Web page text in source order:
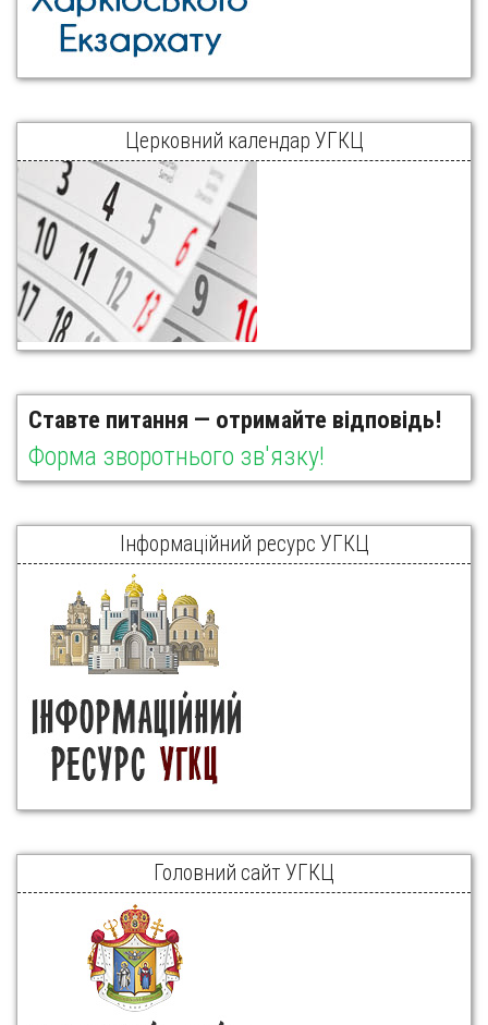
Церковний календар УГКЦ
Ставте питання — отримайте відповідь!
Форма зворотнього зв'язку!
Інформаційний ресурс УГКЦ
Головний сайт УГКЦ